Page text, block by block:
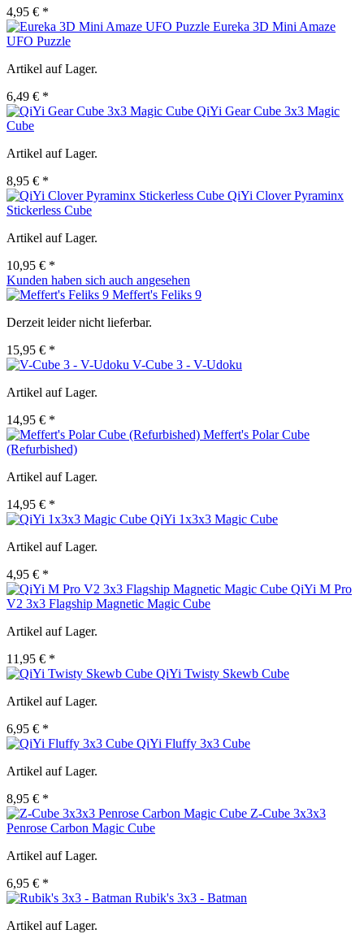
4,95 € *
Eureka 3D Mini Amaze
UFO Puzzle
Artikel auf Lager.
6,49 € *
QiYi Gear Cube 3x3 Magic
Cube
Artikel auf Lager.
8,95 € *
QiYi Clover Pyraminx
Stickerless Cube
Artikel auf Lager.
10,95 € *
Kunden haben sich auch angesehen
Meffert's Feliks 9
Derzeit leider nicht lieferbar.
15,95 € *
V-Cube 3 - V-Udoku
Artikel auf Lager.
14,95 € *
Meffert's Polar Cube
(Refurbished)
Artikel auf Lager.
14,95 € *
QiYi 1x3x3 Magic Cube
Artikel auf Lager.
4,95 € *
QiYi M Pro
V2 3x3 Flagship Magnetic Magic Cube
Artikel auf Lager.
11,95 € *
QiYi Twisty Skewb Cube
Artikel auf Lager.
6,95 € *
QiYi Fluffy 3x3 Cube
Artikel auf Lager.
8,95 € *
Z-Cube 3x3x3
Penrose Carbon Magic Cube
Artikel auf Lager.
6,95 € *
Rubik's 3x3 - Batman
Artikel auf Lager.